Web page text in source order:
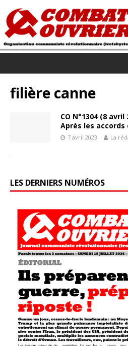
filière canne
CO N°1304 (8
Après les
7 avril 2023 La
LES DERNIERS NUMÉROS